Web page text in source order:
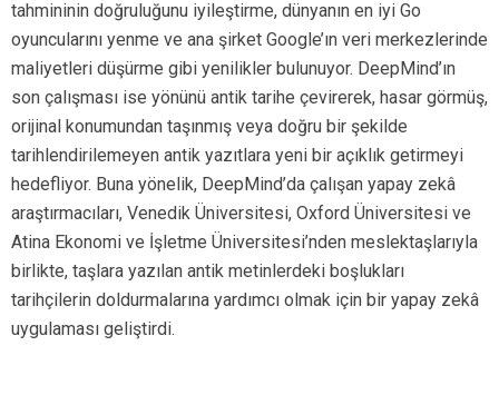
tahmininin doğruluğunu iyileştirme, dünyanın en iyi Go
oyuncularını yenme ve ana şirket Google’ın veri merkezlerinde
maliyetleri düşürme gibi yenilikler bulunuyor. DeepMind’ın
son çalışması ise yönünü antik tarihe çevirerek, hasar görmüş,
orijinal konumundan taşınmış veya doğru bir şekilde
tarihlendirilemeyen antik yazıtlara yeni bir açıklık getirmeyi
hedefliyor. Buna yönelik, DeepMind’da çalışan yapay zekâ
araştırmacıları, Venedik Üniversitesi, Oxford Üniversitesi ve
Atina Ekonomi ve İşletme Üniversitesi’nden meslektaşlarıyla
birlikte, taşlara yazılan antik metinlerdeki boşlukları
tarihçilerin doldurmalarına yardımcı olmak için bir yapay zekâ
uygulaması geliştirdi.